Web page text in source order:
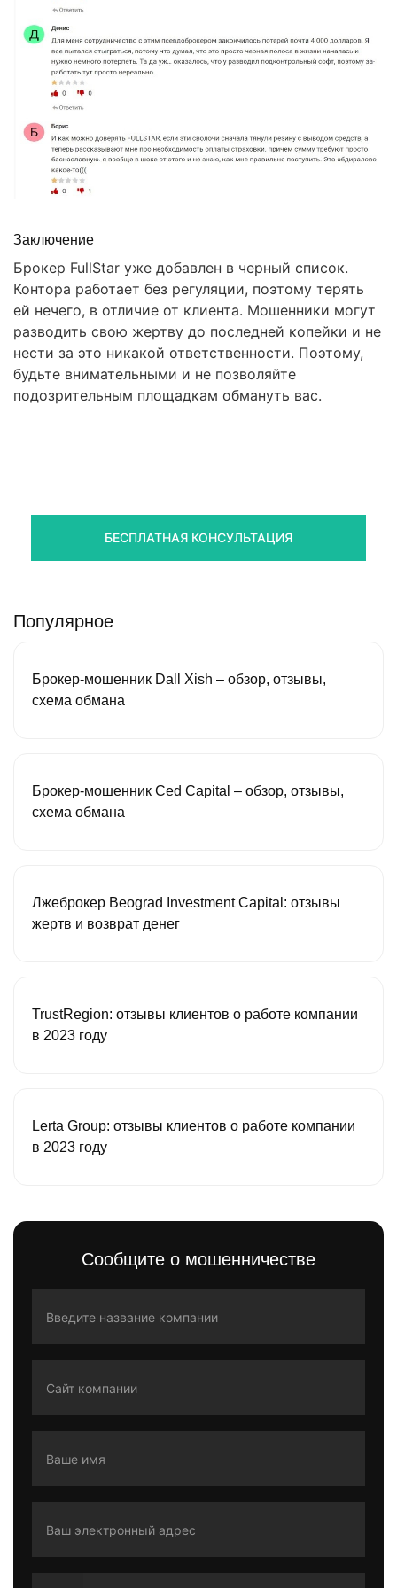
Заключение
Брокер FullStar уже добавлен в черный список.
Контора работает без регуляции, поэтому терять
ей нечего, в отличие от клиента. Мошенники могут
разводить свою жертву до последней копейки и не
нести за это никакой ответственности. Поэтому,
будьте внимательными и не позволяйте
подозрительным площадкам обмануть вас.
БЕСПЛАТНАЯ КОНСУЛЬТАЦИЯ
Популярное
Брокер-мошенник Dall Xish – обзор, отзывы,
схема обмана
Брокер-мошенник Ced Capital – обзор, отзывы,
схема обмана
Лжеброкер Beograd Investment Capital: отзывы
жертв и возврат денег
TrustRegion: отзывы клиентов о работе компании
в 2023 году
Lerta Group: отзывы клиентов о работе компании
в 2023 году
Сообщите о мошенничестве